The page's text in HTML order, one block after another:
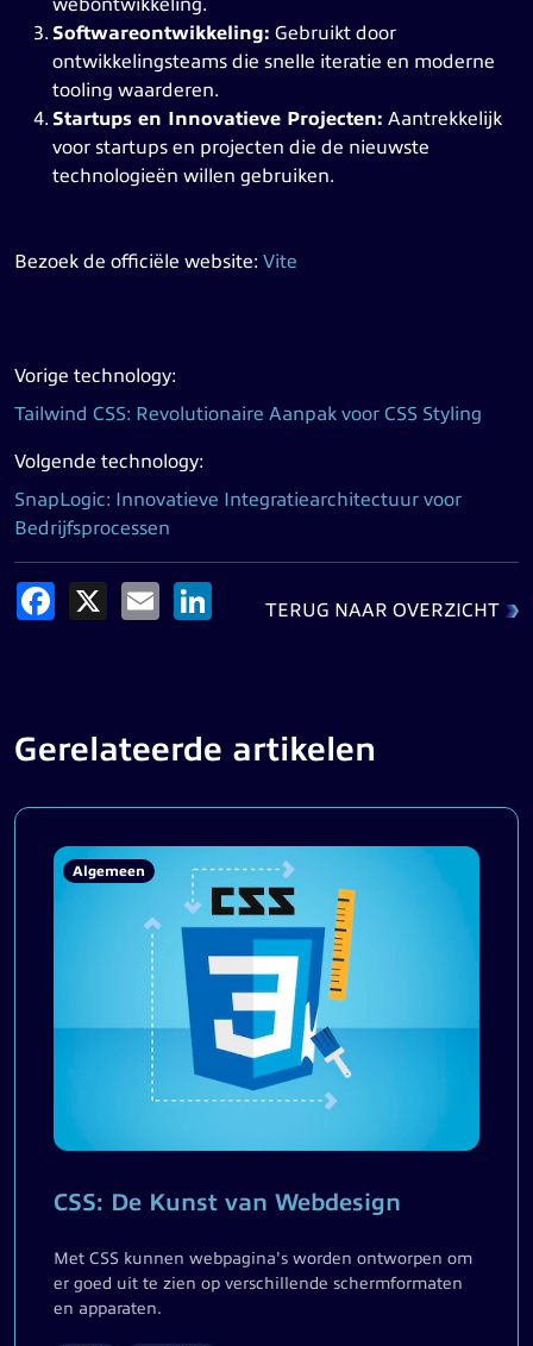
webontwikkeling.
Softwareontwikkeling: Gebruikt door
ontwikkelingsteams die snelle iteratie en moderne
tooling waarderen.
Startups en Innovatieve Projecten: Aantrekkelijk
voor startups en projecten die de nieuwste
technologieën willen gebruiken.
Bezoek de officiële website: Vite
Vorige technology:
Tailwind CSS: Revolutionaire Aanpak voor CSS Styling
Volgende technology:
SnapLogic: Innovatieve Integratiearchitectuur voor
Bedrijfsprocessen
Facebook Email
TERUG NAAR OVERZICHT
Gerelateerde artikelen
Algemeen
CSS: De Kunst van Webdesign
Met CSS kunnen webpagina's worden ontworpen om
er goed uit te zien op verschillende schermformaten
en apparaten.